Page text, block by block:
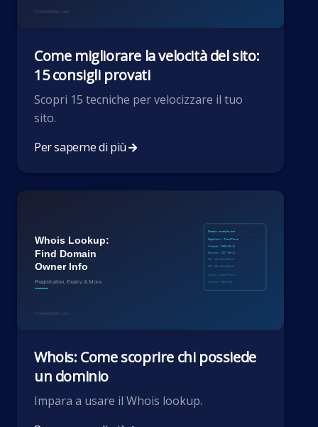
Come migliorare la velocità del sito:
15 consigli provati
Scopri 15 tecniche per velocizzare il tuo
sito.
Per saperne di più
Whois: Come scoprire chi possiede
un dominio
Impara a usare il Whois lookup.